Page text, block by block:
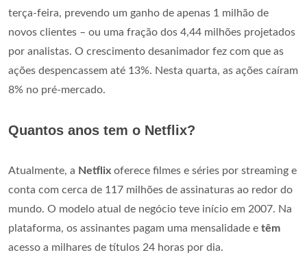
terça-feira, prevendo um ganho de apenas 1 milhão de
novos clientes – ou uma fração dos 4,44 milhões projetados
por analistas. O crescimento desanimador fez com que as
ações despencassem até 13%. Nesta quarta, as ações caíram
8% no pré-mercado.
Quantos anos tem o Netflix?
Atualmente, a Netflix oferece filmes e séries por streaming e
conta com cerca de 117 milhões de assinaturas ao redor do
mundo. O modelo atual de negócio teve início em 2007. Na
plataforma, os assinantes pagam uma mensalidade e têm
acesso a milhares de títulos 24 horas por dia.